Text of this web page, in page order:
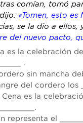
comían, tomó
«Tomen, esto es
se la dio a ellos,
del nuevo pacto,
es la celebración
.
sin mancha
del cordero los
Cena es la
representa el